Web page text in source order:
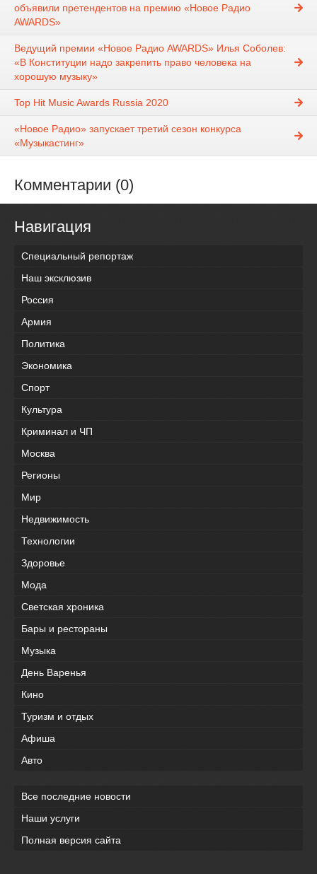
объявили претендентов на премию «Новое Радио
AWARDS»
Ведущий премии «Новое Радио AWARDS» Илья Соболев:
«В Конституции надо закрепить право человека на
хорошую музыку»
Top Hit Music Awards Russia 2020
«Новое Радио» запускает третий сезон конкурса
«Музыкастинг»
Комментарии (0)
Навигация
Специальный репортаж
Наш эксклюзив
Россия
Армия
Политика
Экономика
Спорт
Культура
Криминал и ЧП
Москва
Регионы
Мир
Недвижимость
Технологии
Здоровье
Мода
Светская хроника
Бары и рестораны
Музыка
День Варенья
Кино
Туризм и отдых
Афиша
Авто
Все последние новости
Наши услуги
Полная версия сайта